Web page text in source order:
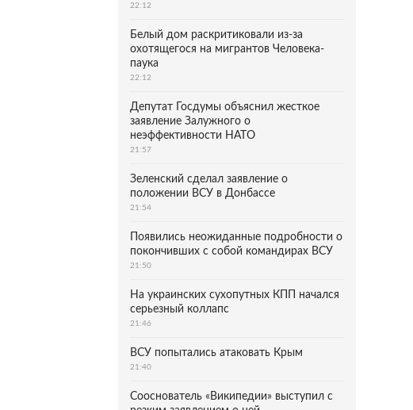
22:12
Белый дом раскритиковали из-за
охотящегося на мигрантов Человека-
паука
22:12
Депутат Госдумы объяснил жесткое
заявление Залужного о
неэффективности НАТО
21:57
Зеленский сделал заявление о
положении ВСУ в Донбассе
21:54
Появились неожиданные подробности о
покончивших с собой командирах ВСУ
21:50
На украинских сухопутных КПП начался
серьезный коллапс
21:46
ВСУ попытались атаковать Крым
21:40
Сооснователь «Википедии» выступил с